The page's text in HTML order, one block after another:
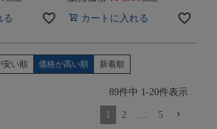
る カートに入れる
安い順 価格が高い順 新着順
89件中 1 -20件表示
1 2 5